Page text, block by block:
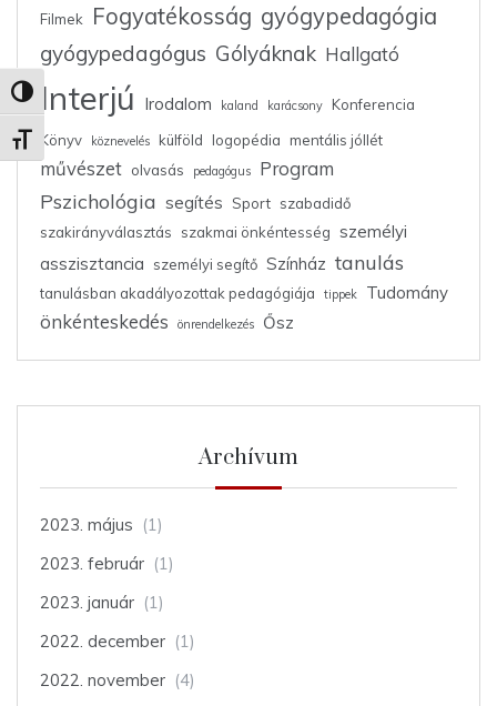
Nagy kontraszt váltása
Betűméret váltása
Filmek Fogyatékosság gyógypedagógia
gyógypedagógus Gólyáknak Hallgató
Interjú Irodalom kaland karácsony
Konferencia
Könyv
köznevelés külföld logopédia mentális jóllét
művészet olvasás pedagógus Program
Pszichológia segítés Sport szabadidő
szakirányválasztás
szakmai önkéntesség személyi
asszisztancia
személyi segítő Színház tanulás
tanulásban akadályozottak pedagógiája tippek Tudomány
önkénteskedés önrendelkezés Ősz
Archívum
2023. május (1)
2023. február (1)
2023. január (1)
2022. december (1)
2022. november (4)